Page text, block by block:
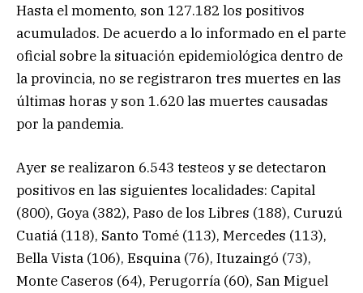
Hasta el momento, son 127.182 los positivos
acumulados. De acuerdo a lo informado en el parte
oficial sobre la situación epidemiológica dentro de
la provincia, no se registraron tres muertes en las
últimas horas y son 1.620 las muertes causadas
por la pandemia.
Ayer se realizaron 6.543 testeos y se detectaron
positivos en las siguientes localidades: Capital
(800), Goya (382), Paso de los Libres (188), Curuzú
Cuatiá (118), Santo Tomé (113), Mercedes (113),
Bella Vista (106), Esquina (76), Ituzaingó (73),
Monte Caseros (64), Perugorría (60), San Miguel